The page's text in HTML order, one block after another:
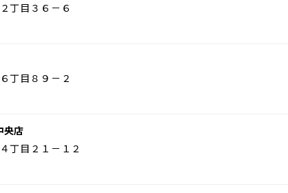
丁目３６－６
丁目８９－２
央店
丁目２１－１２